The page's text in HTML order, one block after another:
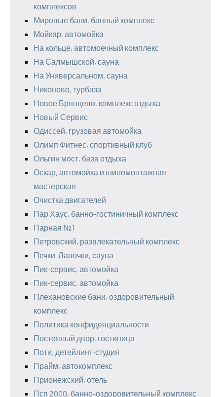
комплексов
Мировые бани, банный комплекс
Мойкар, автомойка
На кольце, автомоечный комплекс
На Салмышской, сауна
На Универсальном, сауна
Никоново, турбаза
Новое Брянцево, комплекс отдыха
Новый Сервис
Одиссей, грузовая автомойка
Олимп Фитнес, спортивный клуб
Ольгин мост, база отдыха
Оскар, автомойка и шиномонтажная
мастерская
Очистка двигателей
Пар Хаус, банно-гостиничный комплекс
Парная №1
Петровский, развлекательный комплекс
Печки-Лавочки, сауна
Пик-сервис, автомойка
Пик-сервис, автомойка
Плехановские бани, оздоровительный
комплекс
Политика конфиденциальности
Постоялый двор, гостиница
Поти, детейлинг-студия
Прайм, автокомплекс
Прионежский, отель
Псп 2000, банно-оздоровительный комплекс